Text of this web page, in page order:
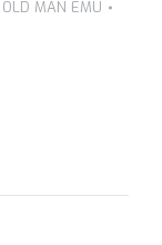
OLD MAN EMU